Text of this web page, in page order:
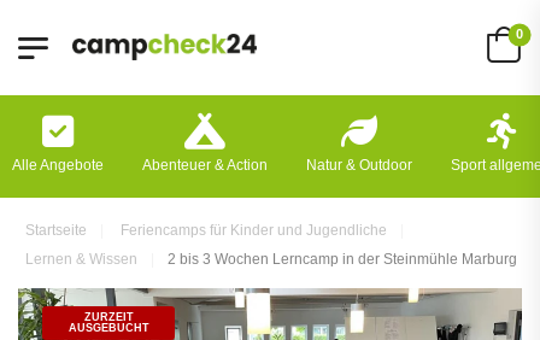
0
Alle Angebote Abenteuer & Action Natur & Outdoor Sport
Startseite
Feriencamps für Kinder und Jugendliche
Lernen & Wissen
2 bis 3 Wochen Lerncamp in der Steinmühle Marburg
ZURZEIT
AUSGEBUCHT